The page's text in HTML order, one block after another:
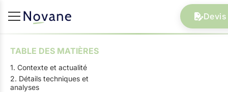
TABLE DES MATIÈRES
1. Contexte et actualité
2. Détails techniques et
analyses